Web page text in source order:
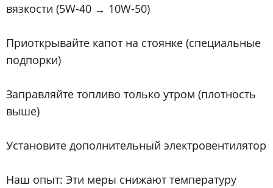
вязкости (5W-40 → 10W-50)
Приоткрывайте капот на стоянке (специальные
подпорки)
Заправляйте топливо только утром (плотность
выше)
Установите дополнительный электровентилятор
Наш опыт: Эти меры снижают температуру